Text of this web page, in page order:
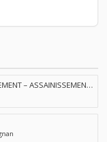
– ASSAINISSEMENT